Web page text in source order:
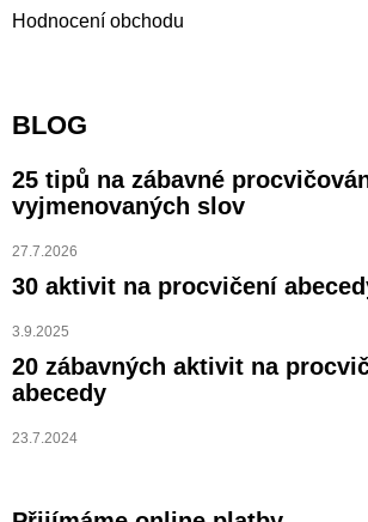
Hodnocení obchodu
BLOG
25 tipů na zábavné
vyjmenovaných slov
27.7.2026
30 aktivit na procvičení
3.9.2025
20 zábavných aktivit na
abecedy
23.7.2024